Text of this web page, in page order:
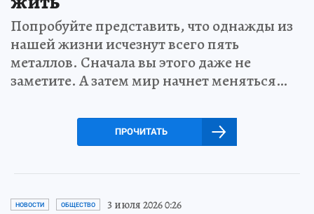
Попробуйте представить, что однажды из
нашей жизни исчезнут всего пять
металлов. Сначала вы этого даже не
заметите. А затем мир начнет меняться…
ПРОЧИТАТЬ
НОВОСТИ ОБЩЕСТВО 3 июля 2026 0:26